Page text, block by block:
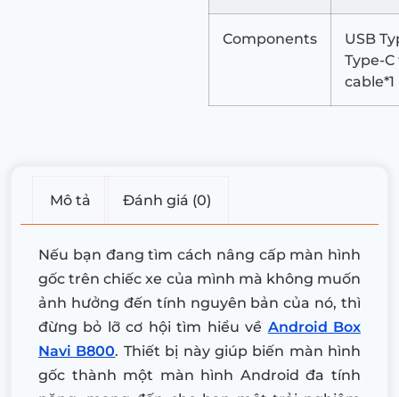
Components
USB
Type-C
cable*1
Mô tả Đánh giá (0)
Nếu bạn đang tìm cách nâng cấp màn hình
gốc trên chiếc xe của mình mà không muốn
ảnh hưởng đến tính nguyên bản của nó, thì
đừng bỏ lỡ cơ hội tìm hiểu về Android Box
Navi B800. Thiết bị này giúp biến màn hình
gốc thành một màn hình Android đa tính